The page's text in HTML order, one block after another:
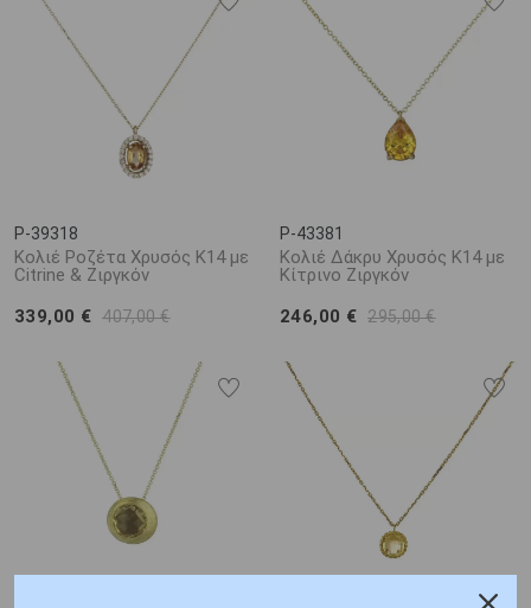
P-39318
Κολιέ Ροζέτα Χρυσός Κ14 με
Citrine & Ζιργκόν
339,00 € 407,00 €
P-43381
Κολιέ Δάκρυ Χρυσός Κ14 με
Κίτρινο Ζιργκόν
246,00 € 295,00 €